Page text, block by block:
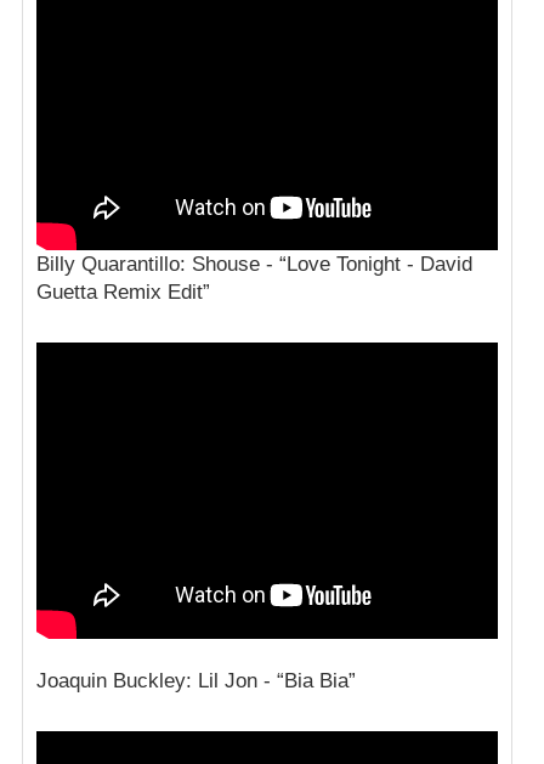
Billy Quarantillo: Shouse - “Love Tonight - David
Guetta Remix Edit”
Joaquin Buckley: Lil Jon - “Bia Bia”